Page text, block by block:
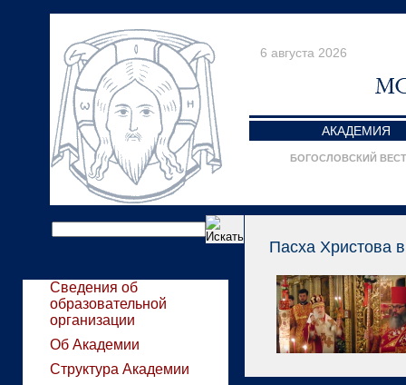
6 августа 2026
АКАДЕМИЯ
БОГОСЛОВСКИЙ
Сведения об
образовательной
организации
Об Академии
Структура Академии
Пасха Христова